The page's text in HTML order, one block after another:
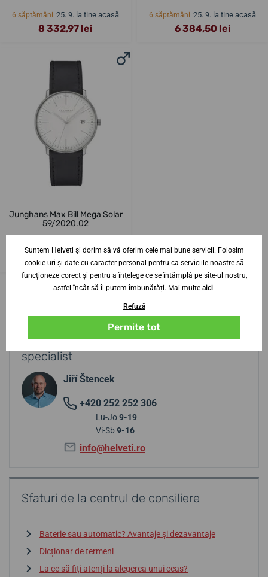
6 săptămâni 25. 9. la tine acasă
8 332,97 lei
6 săptămâni 25. 9. la tine acasă
6 384,50 lei
Junghans Max Bill Mega Solar
59/2020.02
7 575,23 lei
Aveți nevoie de sfaturi? Contactați-ne?
specialist
Jiří Štencek
+420 252 252 306
Lu-Jo9-19
Vi-Sb 9-16
info@helveti.ro
Sfaturi de la centrul de consiliere
Baterie sau automatic? Avantaje și dezavantaje
Dicționar de termeni
La ce să fiți atenți la alegerea unui ceas?
Suntem Helveti și dorim să vă oferim cele mai bune servicii. Folosim
cookie-uri și date cu caracter personal pentru ca serviciile noastre să
funcționeze corect și pentru a înțelege ce se întâmplă pe site-ul nostru,
astfel încât să îl putem îmbunătăți. Mai multe aici.
Refuză
Permite tot